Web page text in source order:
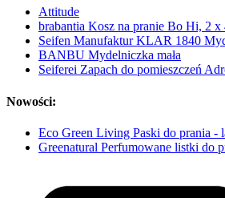
Attitude
brabantia Kosz na pranie Bo Hi, 2 x
Seifen Manufaktur KLAR 1840
BANBU Mydelniczka mała
Seiferei Zapach do pomieszczeń
Nowości:
Eco Green Living Paski do prania -
Greenatural Perfumowane listki do